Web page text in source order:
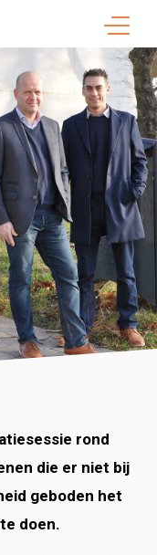
rond
die er niet bij
geboden het
doen.